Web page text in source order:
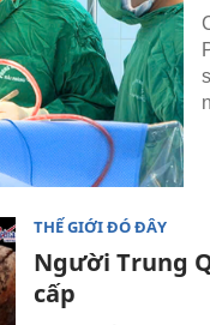
THẾ GIỚI ĐÓ ĐÂY
Người Trung
cấp